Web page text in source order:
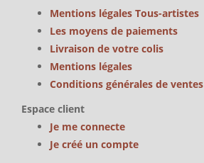
Mentions légales Tous-artistes
Les moyens de paiements
Livraison de votre colis
Mentions légales
Conditions générales de ventes
Espace client
Je me connecte
Je créé un compte